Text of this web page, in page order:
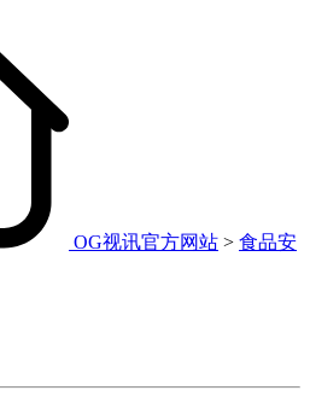
OG视讯官方网站 > 食品安